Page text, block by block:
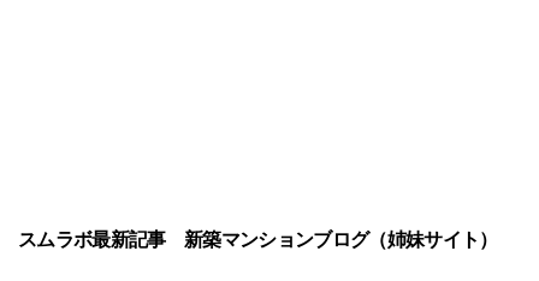
スムラボ最新記事新築マンションブログ（姉妹サイト）